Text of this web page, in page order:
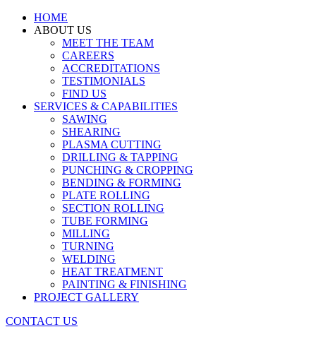
HOME
ABOUT US
MEET THE TEAM
CAREERS
ACCREDITATIONS
TESTIMONIALS
FIND US
SERVICES & CAPABILITIES
SAWING
SHEARING
PLASMA CUTTING
DRILLING & TAPPING
PUNCHING & CROPPING
BENDING & FORMING
PLATE ROLLING
SECTION ROLLING
TUBE FORMING
MILLING
TURNING
WELDING
HEAT TREATMENT
PAINTING & FINISHING
PROJECT GALLERY
CONTACT US